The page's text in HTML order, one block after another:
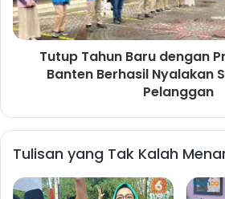
Tutup Tahun Baru dengan
Banten Berhasil Nyalakan
Pelanggan
Tulisan yang Tak Kalah